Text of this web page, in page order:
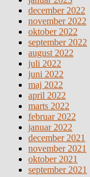
december 2022
november 2022
oktober 2022
september 2022
august 2022
juli 2022
juni 2022
maj 2022
april 2022
marts 2022
februar 2022
januar 2022
december 2021
november 2021
oktober 2021
september 2021